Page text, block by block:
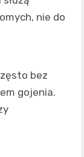
nie do
bez
gojenia.